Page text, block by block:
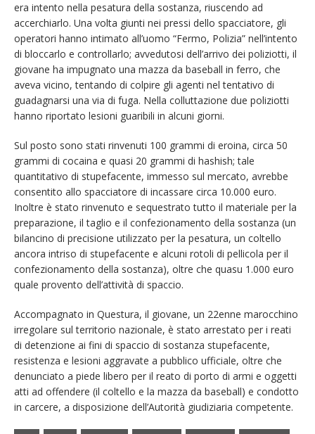
era intento nella pesatura della sostanza, riuscendo ad
accerchiarlo. Una volta giunti nei pressi dello spacciatore, gli
operatori hanno intimato all’uomo “Fermo, Polizia” nell’intento
di bloccarlo e controllarlo; avvedutosi dell’arrivo dei poliziotti, il
giovane ha impugnato una mazza da baseball in ferro, che
aveva vicino, tentando di colpire gli agenti nel tentativo di
guadagnarsi una via di fuga. Nella colluttazione due poliziotti
hanno riportato lesioni guaribili in alcuni giorni.
Sul posto sono stati rinvenuti 100 grammi di eroina, circa 50
grammi di cocaina e quasi 20 grammi di hashish; tale
quantitativo di stupefacente, immesso sul mercato, avrebbe
consentito allo spacciatore di incassare circa 10.000 euro.
Inoltre è stato rinvenuto e sequestrato tutto il materiale per la
preparazione, il taglio e il confezionamento della sostanza (un
bilancino di precisione utilizzato per la pesatura, un coltello
ancora intriso di stupefacente e alcuni rotoli di pellicola per il
confezionamento della sostanza), oltre che quasu 1.000 euro
quale provento dell’attività di spaccio.
Accompagnato in Questura, il giovane, un 22enne marocchino
irregolare sul territorio nazionale, è stato arrestato per i reati
di detenzione ai fini di spaccio di sostanza stupefacente,
resistenza e lesioni aggravate a pubblico ufficiale, oltre che
denunciato a piede libero per il reato di porto di armi e oggetti
atti ad offendere (il coltello e la mazza da baseball) e condotto
in carcere, a disposizione dell’Autorità giudiziaria competente.